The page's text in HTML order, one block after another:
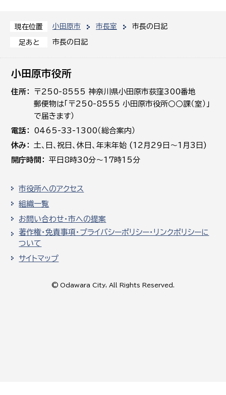
現在位置 小田原市 市長室 市長の日記
足あと 市長の日記
小田原市役所
住所
〒250-8555 神奈川県小田原市荻窪300番地
郵便物は「〒250-8555 小田原市役所○○課（室）」
で届きます）
電話
0465-33-1300（総合案内）
休み
土､日､祝日、休日、年末年始 (12月29日～1月3日)
開庁時間
平日8時30分～17時15分
市役所へのアクセス
組織一覧
お問い合わせ・市への提案
著作権・免責事項・プライバシーポリシー・リンクポリシーに
ついて
サイトマップ
© Odawara City, All Rights Reserved.